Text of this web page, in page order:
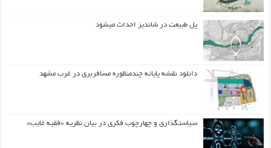
پل طبیعت در شاندیز احداث میشود
دانلود نقشه پایانه چندمنظوره مسافربری در غرب مشهد
سیاستگذاری و چهارچوب فکری در بیان نظریه «فقیه غایب»